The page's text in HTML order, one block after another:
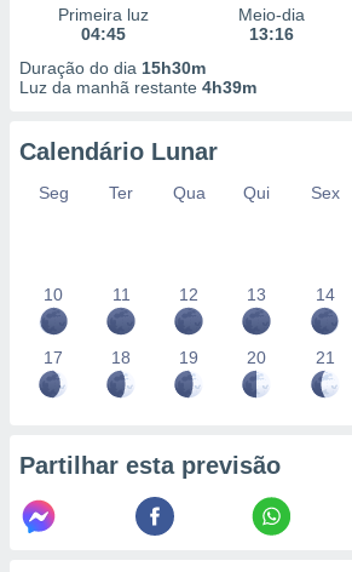
Primeira luz
04:45
Meio-dia
13:16
Duração do dia 15h30m
Luz da manhã restante 4h39m
Calendário Lunar
Seg Ter Qua Qui Sex
10 11 12 13 14
17 18 19 20 21
Partilhar esta previsão